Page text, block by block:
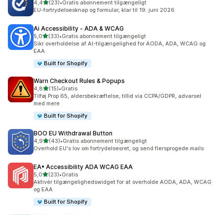
4,4ud af 5 stjerner
(23)
23 anmeldelser i alt
•Gratis abonnement tilgængeligt
EU-fortrydelsesknap og formular, klar til 19. juni 2026
Ai Accessibility ‑ ADA & WCAG
5,0ud af 5 stjerner
(33)
33 anmeldelser i alt
•Gratis abonnement tilgængeligt
Sikr overholdelse af AI-tilgængelighed for AODA, ADA, WCAG og
EAA
Built for Shopify
Warn Checkout Rules & Popups
4,8ud af 5 stjerner
(15)
15 anmeldelser i alt
•Gratis
Tilføj Prop 65, aldersbekræftelse, tillid via CCPA/GDPR, advarsel
med mere
Built for Shopify
BOO EU Withdrawal Button
4,9ud af 5 stjerner
(43)
43 anmeldelser i alt
•Gratis abonnement tilgængeligt
Overhold EU's lov om fortrydelsesret, og send flersprogede mails
EA• Accessibility ADA WCAG EAA
5,0ud af 5 stjerner
(23)
23 anmeldelser i alt
•Gratis
Aktivér tilgængelighedswidget for at overholde AODA, ADA, WCAG
og EAA
Built for Shopify